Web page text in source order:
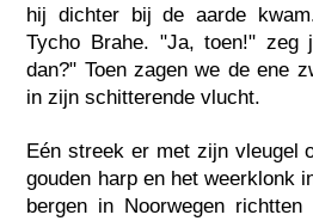
hij dichter bij de aarde
Tycho Brahe. "Ja, toen!" zeg
dan?" Toen zagen we de ene
in zijn schitterende vlucht.
Eén streek er met zijn vleugel
gouden harp en het weerklonk
bergen in Noorwegen